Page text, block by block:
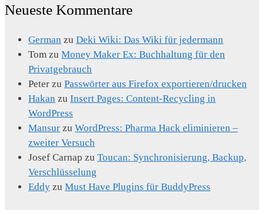
Neueste Kommentare
German zu Deki Wiki: Das Wiki für jedermann
Tom zu Money Maker Ex: Buchhaltung für den
Privatgebrauch
Peter zu Passwörter aus Firefox exportieren/drucken
Hakan zu Insert Pages: Content-Recycling in
WordPress
Mansur zu WordPress: Pharma Hack eliminieren –
zweiter Versuch
Josef Carnap zu Toucan: Synchronisierung, Backup,
Verschlüsselung
Eddy zu Must Have Plugins für BuddyPress